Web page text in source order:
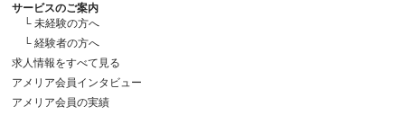
サービスのご案内
└ 未経験の方へ
└ 経験者の方へ
求人情報をすべて見る
アメリア会員インタビュー
アメリア会員の実績